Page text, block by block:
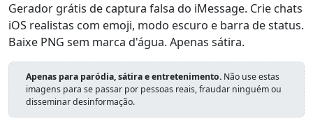
Gerador grátis de captura falsa do iMessage. Crie chats
iOS realistas com emoji, modo escuro e barra de status.
Baixe PNG sem marca d'água. Apenas sátira.
Apenas para paródia, sátira e entretenimento. Não use estas
imagens para se passar por pessoas reais, fraudar ninguém ou
disseminar desinformação.